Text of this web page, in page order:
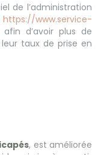
de l’administration
https://www.service-
afin d’avoir plus de
taux de prise en
, est améliorée